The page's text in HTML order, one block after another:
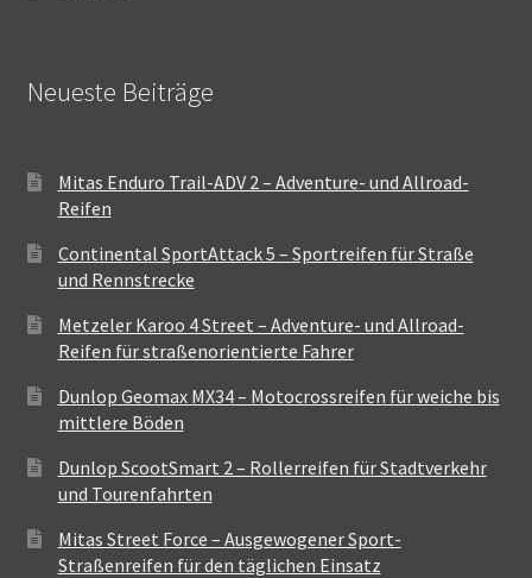
Neueste Beiträge
Mitas Enduro Trail-ADV 2 – Adventure- und Allroad-
Reifen
Continental SportAttack 5 – Sportreifen für Straße
und Rennstrecke
Metzeler Karoo 4 Street – Adventure- und Allroad-
Reifen für straßenorientierte Fahrer
Dunlop Geomax MX34 – Motocrossreifen für weiche bis
mittlere Böden
Dunlop ScootSmart 2 – Rollerreifen für Stadtverkehr
und Tourenfahrten
Mitas Street Force – Ausgewogener Sport-
Straßenreifen für den täglichen Einsatz